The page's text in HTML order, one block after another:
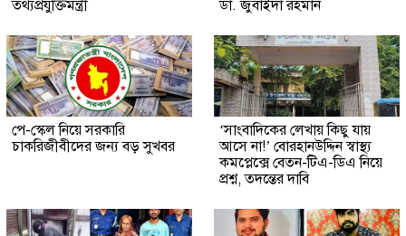
তথ্যপ্রযুক্তিমন্ত্রী
ডা. জুবাইদা রহমান
পে-স্কেল নিয়ে সরকারি
চাকরিজীবীদের জন্য বড় সুখবর
‘সাংবাদিকের লেখায় কিছু যায়
আসে না!’ বোরহানউদ্দিন স্বাস্থ্য
কমপ্লেক্সে বেতন-টিএ-ডিএ নিয়ে
প্রশ্ন, তদন্তের দাবি